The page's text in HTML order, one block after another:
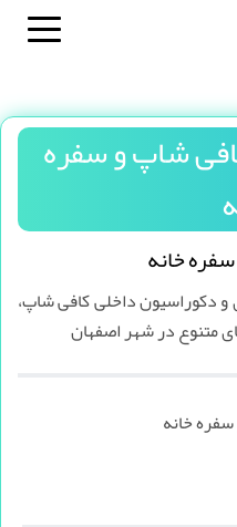
شاپ و سفره
خانه
و دکوراسیون داخلی کافی شاپ،
متنوع در شهر اصفهان
خانه